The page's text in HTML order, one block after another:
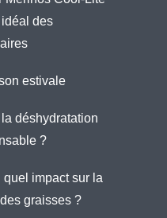
des
estivale
déshydratation
?
impact sur la
graisses ?